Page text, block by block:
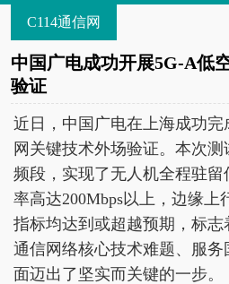
C114通信网
中国广电成功开展5G-A低
验证
近日，中国广电在上海成功
网关键技术外场验证。本次
频段，实现了无人机全程驻
率高达200Mbps以上，边缘上
指标均达到或超越预期，标
通信网络核心技术难题、服
面迈出了坚实而关键的一步。